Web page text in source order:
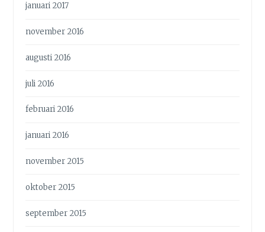
januari 2017
november 2016
augusti 2016
juli 2016
februari 2016
januari 2016
november 2015
oktober 2015
september 2015